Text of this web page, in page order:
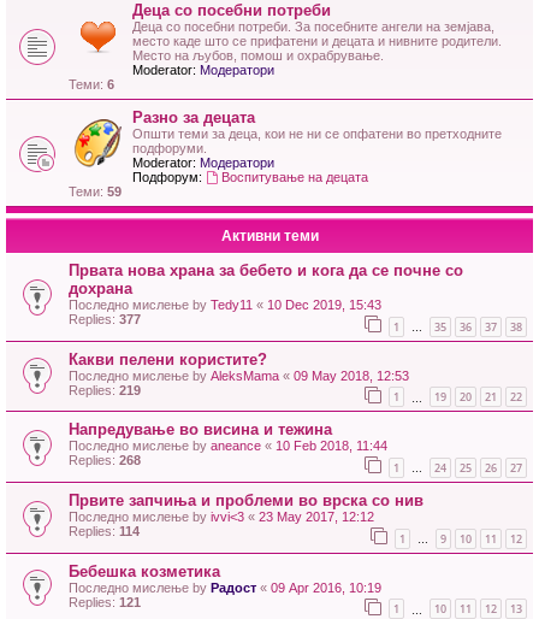
Деца со посебни потреби
Деца со посебни потреби. За посебните ангели на земјава,
место каде што се прифатени и децата и нивните родители.
Место на љубов, помош и охрабрување.
Moderator: Модератори
Теми: 6
Разно за децата
Општи теми за деца, кои не ни се опфатени во претходните
подфоруми.
Moderator: Модератори
Подфорум:
Воспитување на децата
Теми: 59
Активни теми
Првата нова храна за бебето и кога да се почне со
дохрана
Последно мислење by Tedy11 « 10 Dec 2019, 15:43
Replies: 377 1 … 35 36 37 38
Какви пелени користите?
Последно мислење by AleksMama « 09 May 2018, 12:53
Replies: 219 1 19 20 21 22
Напредување во висина и тежина
Последно мислење by aneance « 10 Feb 2018, 11:44
Replies: 268 1 … 24 25 26 27
Првите запчиња и проблеми во врска со нив
Последно мислење by ivvi<3 « 23 May 2017, 12:12
Replies: 114 1 … 9 10 11 12
Бебешка козметика
Последно мислење by Радост « 09 Apr 2016, 10:19
Replies: 121 1 10 11 12 13